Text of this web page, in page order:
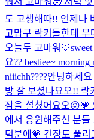
도 고생해따!! 언제나
고맙구 락키들한테
오늘두 고마워🤍
요?? bestiee~
niiichh????안녕하세
방 잘 보셨나요오!! 락
잠을 설쳤어요오😖💗
에서 응원해주신 분들
덕분에💗 긴장도 풀